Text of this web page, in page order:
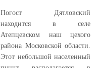
Погост Дятловский
находится в селе
Атепцевском наш цехого
района Московской области.
Этот небольшой населенный